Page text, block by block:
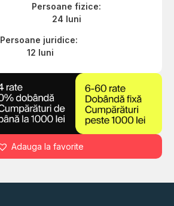
Persoane fizice:
24 luni
Persoane juridice:
12 luni
Adauga la favorite